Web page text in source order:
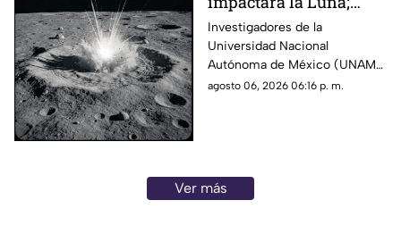
jornada.
UNAM descarta riesgos
para la Tierra
Investigadores de la
Universidad Nacional
Autónoma de México (UNAM)
informaron que la etapa
no representa ningún riesgo
para la población ni para el
agosto 06, 2026 06:16 p. m.
Ver más